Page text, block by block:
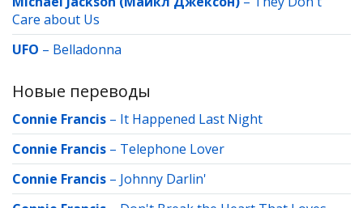
Care about Us
UFO – Belladonna
Новые переводы
Connie Francis – It Happened Last Night
Connie Francis – Telephone Lover
Connie Francis – Johnny Darlin'